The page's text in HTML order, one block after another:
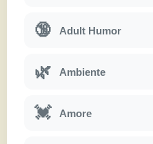
🔞 Adult Humor
🌿 Ambiente
💓 Amore